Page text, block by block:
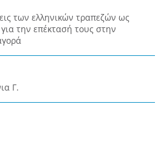
των ελληνικών τραπεζών ως
την επέκτασή τους στην
Γ.